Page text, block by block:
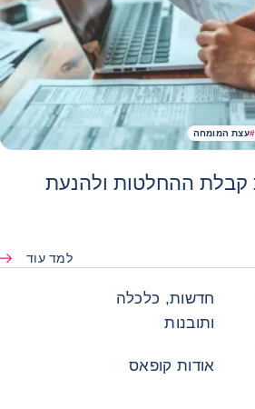
#עצת המומחה
קבלת ההחלטות ולהנעת
למד עוד
חדשות, כלכלה
ותובנות
אודות קופאס